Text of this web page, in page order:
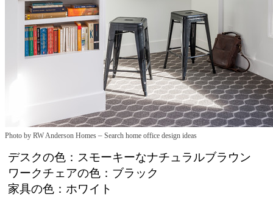
Photo by RW Anderson Homes – Search home office design ideas
デスクの色：スモーキーなナチュラルブラウン
ワークチェアの色：ブラック
家具の色：ホワイト